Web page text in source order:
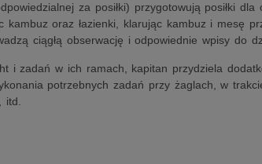
za posiłki) przygotowują posiłki dla
kambuz oraz łazienki, klarując kambuz i mesę
ciągłą obserwację i odpowiednie wpisy do
i zadań w ich ramach, kapitan przydziela
potrzebnych zadań przy żaglach, w
itd.